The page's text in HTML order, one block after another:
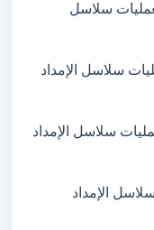
سلاسل
سلاسل الإمداد
سلاسل الإمداد
الإمداد